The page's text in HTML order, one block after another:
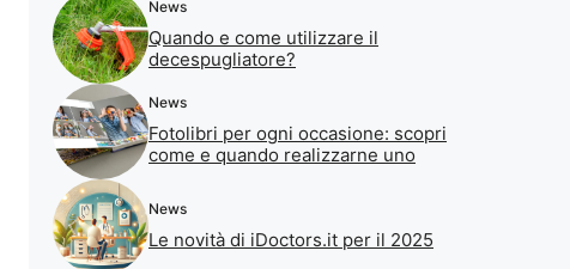
News
Quando e come utilizzare il
decespugliatore?
News
Fotolibri per ogni occasione: scopri
come e quando realizzarne uno
News
Le novità di iDoctors.it per il 2025